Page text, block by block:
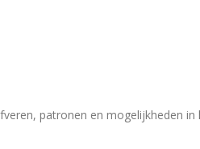
patronen en mogelijkheden in